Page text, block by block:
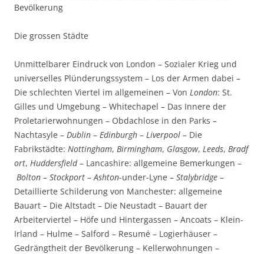
Bevölkerung
Die grossen Städte
Unmittelbarer Eindruck von London – Sozialer Krieg und
universelles Plünderungssystem – Los der Armen dabei –
Die schlechten Viertel im allgemeinen – Von London: St.
Gilles und Umgebung – Whitechapel – Das Innere der
Proletarierwohnungen – Obdachlose in den Parks –
Nachtasyle – Dublin – Edinburgh – Liverpool – Die
Fabrikstädte: Nottingham, Birmingham, Glasgow, Leeds, Bradf
ort, Huddersfield– Lancashire: allgemeine Bemerkungen –
Bolton – Stockport –Ashton-under-Lyne – Stalybridge –
Detaillierte Schilderung von Manchester: allgemeine
Bauart – Die Altstadt – Die Neustadt – Bauart der
Arbeiterviertel – Höfe und Hintergassen – Ancoats – Klein-
Irland – Hulme – Salford – Resumé – Logierhäuser –
Gedrängtheit der Bevölkerung – Kellerwohnungen –